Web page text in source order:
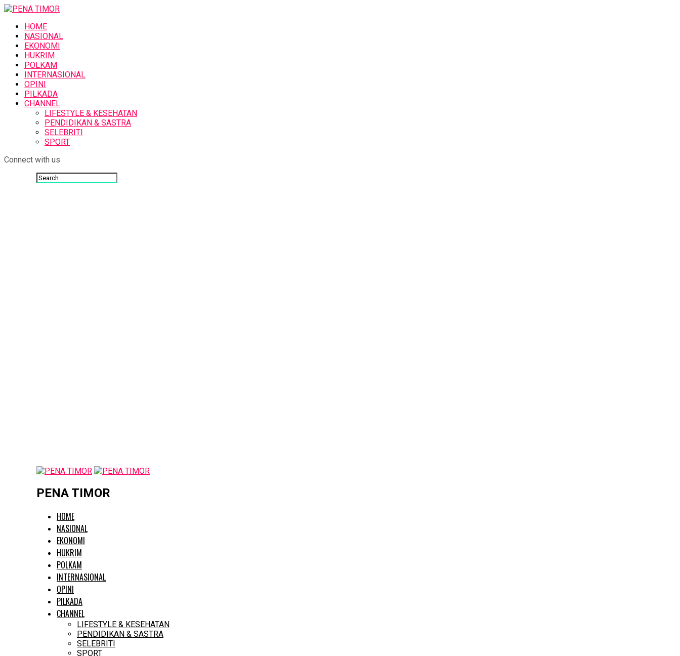
HOME
NASIONAL
EKONOMI
HUKRIM
POLKAM
INTERNASIONAL
OPINI
PILKADA
CHANNEL
LIFESTYLE & KESEHATAN
PENDIDIKAN & SASTRA
SELEBRITI
SPORT
Connect with us
PENA TIMOR
HOME
NASIONAL
EKONOMI
HUKRIM
POLKAM
INTERNASIONAL
OPINI
PILKADA
CHANNEL
LIFESTYLE & KESEHATAN
PENDIDIKAN & SASTRA
SELEBRITI
SPORT